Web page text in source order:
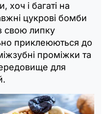
хоч і багаті на
цукрові бомби
свою липку
приклеюються до
проміжки та
для